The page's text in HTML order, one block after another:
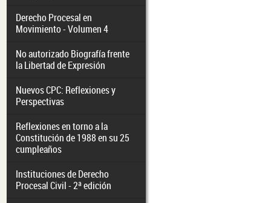
Derecho Procesal en
Movimiento - Volumen 4
No autorizado Biografía frente
la Libertad de Expresión
Nuevos CPC: Reflexiones y
Perspectivas
Reflexiones en torno a la
Constitución de 1988 en su 25
cumpleaños
Instituciones de Derecho
Procesal Civil - 2ª edición